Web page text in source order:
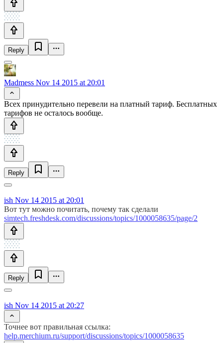
Reply
Madmess Nov 14 2015 at 20:01
Всех принудительно перевели на платный тариф. Бесплатных
тарифов не осталось вообще.
Reply
ish Nov 14 2015 at 20:01
Вот тут можно почитать, почему так сделали
simtech.freshdesk.com/discussions/topics/1000058635/page/2
Reply
ish Nov 14 2015 at 20:27
Точнее вот правильная ссылка:
help.merchium.ru/support/discussions/topics/1000058635